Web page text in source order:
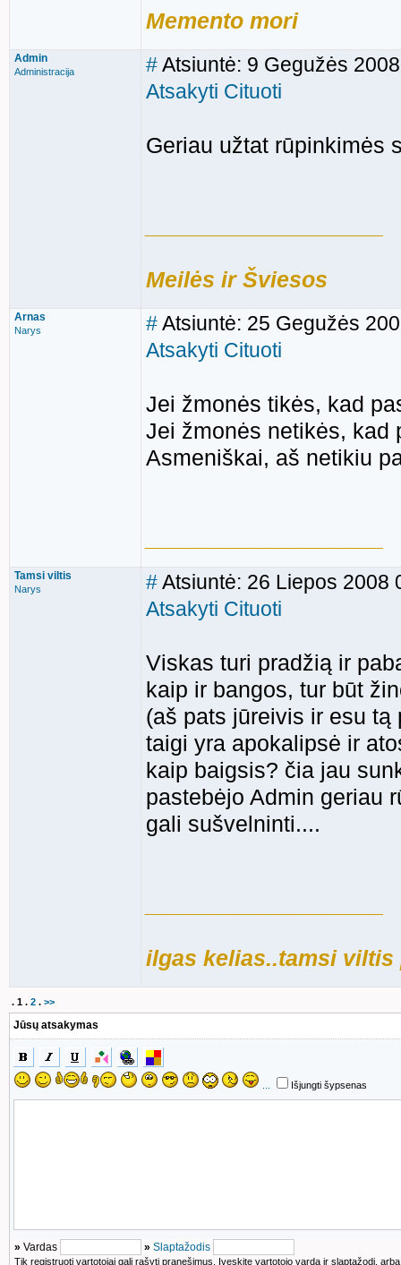
Memento mori
Admin
Administracija # Atsiuntė: 9 Gegužės
Atsakyti Cituoti
Geriau užtat rūpinkimės
Meilės ir Šviesos
Arnas
Narys # Atsiuntė: 25 Gegužės
Atsakyti Cituoti
Jei žmonės tikės, kad
Jei žmonės netikės, kad
Asmeniškai, aš netikiu
Tamsi viltis
Narys # Atsiuntė: 26 Liepos 2008
Atsakyti Cituoti
Viskas turi pradžią ir
kaip ir bangos, tur būt
(aš pats jūreivis ir esu
taigi yra apokalipsė ir
kaip baigsis? čia jau
pastebėjo Admin geriau
gali sušvelninti....
ilgas kelias..tamsi viltis
. 1 . 2 . >>
Jūsų atsakymas
Išjungti šypsenas
» Vardas » Slaptažodis
Tik registruoti vartotojai gali rašyti pranešimus. Įveskite vartotojo vardą ir slaptažodį,